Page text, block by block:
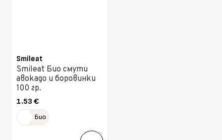
Smileat
Smileat Био смути
авокадо и боровинки
100 гр.
1.53€
Био